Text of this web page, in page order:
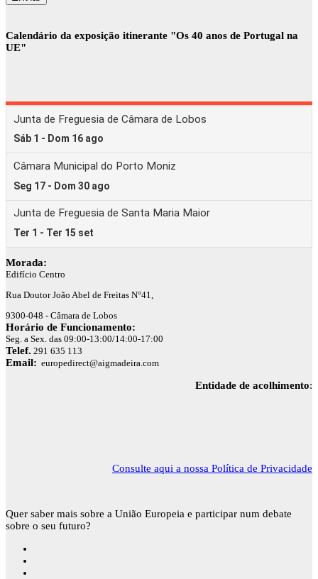
Calendário da exposição itinerante "Os 40 anos de Portugal na
UE"
Morada:
Edifício Centro
Rua Doutor João Abel de Freitas N°41,
9300-048 - Câmara de Lobos
Horário de Funcionamento:
Seg. a Sex. das 09:00-13:00/14:00-17:00
Telef. 291 635 113
Email: europedirect@aigmadeira.com
Entidade de acolhimento:
Consulte aqui a nossa Política de Privacidade
Quer saber mais sobre a União Europeia e participar num debate
sobre o seu futuro?